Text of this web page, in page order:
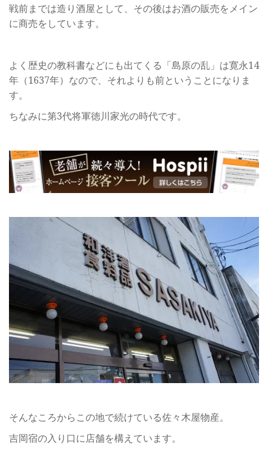
戦前までは造り酒屋として、その後はお酒の販売をメイン
に商売をしています。
よく歴史の教科書などにも出てくる「島原の乱」は寛永14
年（1637年）なので、それよりも前ということになりま
す。
ちなみに第3代将軍徳川家光の時代です。
そんなころからこの地で続けている佐々木屋物産。
吉岡宿の入り口に店舗を構えています。